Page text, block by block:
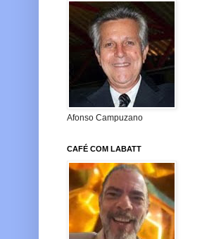
Afonso Campuzano
CAFÉ COM LABATT